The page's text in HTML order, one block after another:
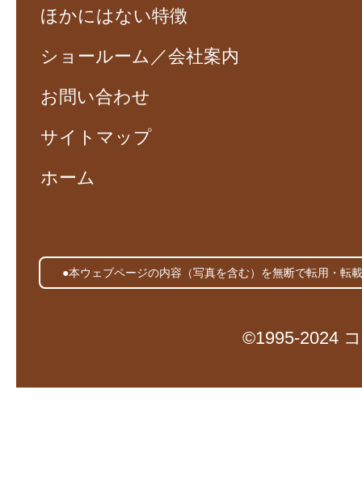
ほかにはない特徴
ショールーム／会社案内
お問い合わせ
サイトマップ
ホーム
●本ウェブページの内容（写真を含む）を無断で転用・転
©1995-2024